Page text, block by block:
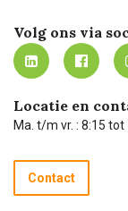
Werken bij Carel
MVO
Mijn Carel Lurvink
Mijn Carel Lurvink
Carel Lurvink App
Hulp op afstand
Technische dienst
Recycle programma
Betalen
Innovation LAB
Tevreden klanten
Carel Lurvink Blog
Carel de podcast
Volg ons via
Locatie en
Ma. t/m vr. : 8:15 tot
Contact